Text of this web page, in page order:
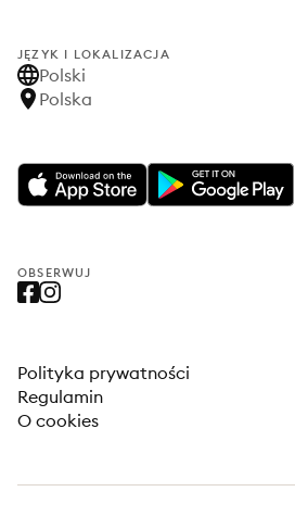
JĘZYK I LOKALIZACJA
Polski
Polska
OBSERWUJ
Polityka prywatności
Regulamin
O cookies